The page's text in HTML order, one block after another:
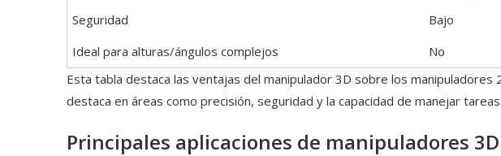
Seguridad
Bajo
Ideal para alturas/ángulos complejos
No
Esta tabla destaca las ventajas del manipulador 3D sobre los
destaca en áreas como precisión, seguridad y la capacidad de manejar
Principales aplicaciones de manipuladores